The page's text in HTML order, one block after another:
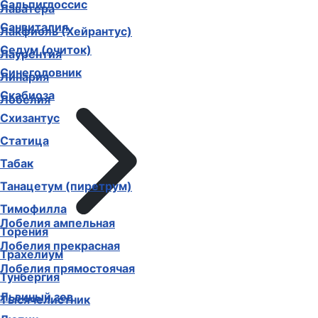
Лаватера
Лакфиоль (Хейрантус)
Лаурентия
Линария
Лобелия
Лобелия ампельная
Лобелия прекрасная
Лобелия прямостоячая
Львиный зев
Сальпиглоссис
Санвиталия
Седум (очиток)
Синеголовник
Скабиоза
Схизантус
Статица
Табак
Танацетум (пиретрум)
Тимофилла
Торения
Трахелиум
Тунбергия
Тысячелистник